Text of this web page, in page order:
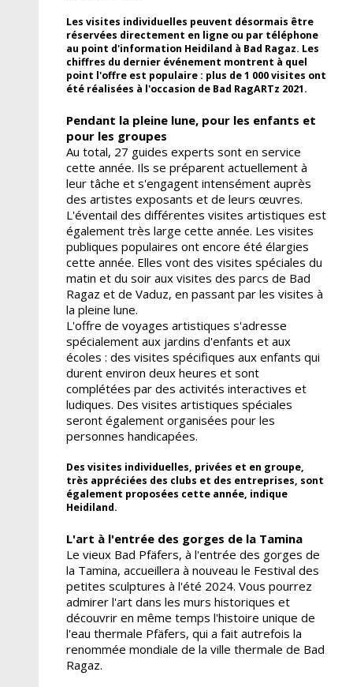
Les visites individuelles peuvent désormais être
réservées directement en ligne ou par téléphone
au point d'information Heidiland à Bad Ragaz. Les
chiffres du dernier événement montrent à quel
point l'offre est populaire : plus de 1 000 visites ont
été réalisées à l'occasion de Bad RagARTz 2021.
Pendant la pleine lune, pour les enfants et
pour les groupes
Au total, 27 guides experts sont en service
cette année. Ils se préparent actuellement à
leur tâche et s'engagent intensément auprès
des artistes exposants et de leurs œuvres.
L'éventail des différentes visites artistiques est
également très large cette année. Les visites
publiques populaires ont encore été élargies
cette année. Elles vont des visites spéciales du
matin et du soir aux visites des parcs de Bad
Ragaz et de Vaduz, en passant par les visites à
la pleine lune.
L'offre de voyages artistiques s'adresse
spécialement aux jardins d'enfants et aux
écoles : des visites spécifiques aux enfants qui
durent environ deux heures et sont
complétées par des activités interactives et
ludiques. Des visites artistiques spéciales
seront également organisées pour les
personnes handicapées.
Des visites individuelles, privées et en groupe,
très appréciées des clubs et des entreprises, sont
également proposées cette année, indique
Heidiland.
L'art à l'entrée des gorges de la Tamina
Le vieux Bad Pfäfers, à l'entrée des gorges de
la Tamina, accueillera à nouveau le Festival des
petites sculptures à l'été 2024. Vous pourrez
admirer l'art dans les murs historiques et
découvrir en même temps l'histoire unique de
l'eau thermale Pfäfers, qui a fait autrefois la
renommée mondiale de la ville thermale de Bad
Ragaz.